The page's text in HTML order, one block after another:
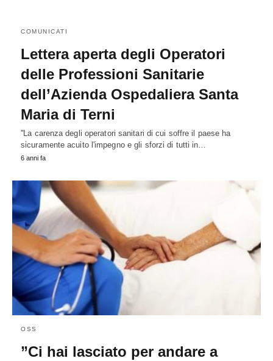
COMUNICATI
Lettera aperta degli Operatori
delle Professioni Sanitarie
dell’Azienda Ospedaliera Santa
Maria di Terni
''La carenza degli operatori sanitari di cui soffre il paese ha
sicuramente acuito l'impegno e gli sforzi di tutti in…
6 anni fa
OSS
”Ci hai lasciato per andare a